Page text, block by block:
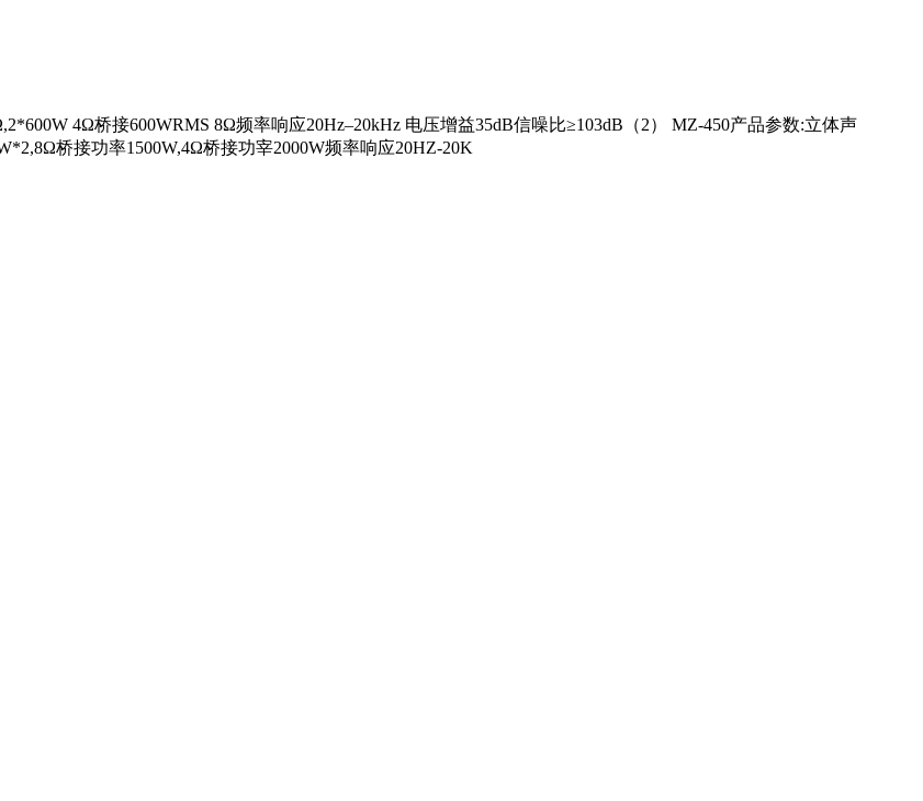
4Ω桥接600WRMS 8Ω频率响应20Hz–20kHz 电压增益35dB信噪比≥103dB（2） MZ-450产品参数:立体声
桥接功率1500W,4Ω桥接功宰2000W频率响应20HZ-20K